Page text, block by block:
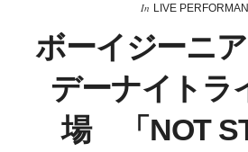
In LIVE
ボーイジーニ
デーナイトラ
場 「NOT